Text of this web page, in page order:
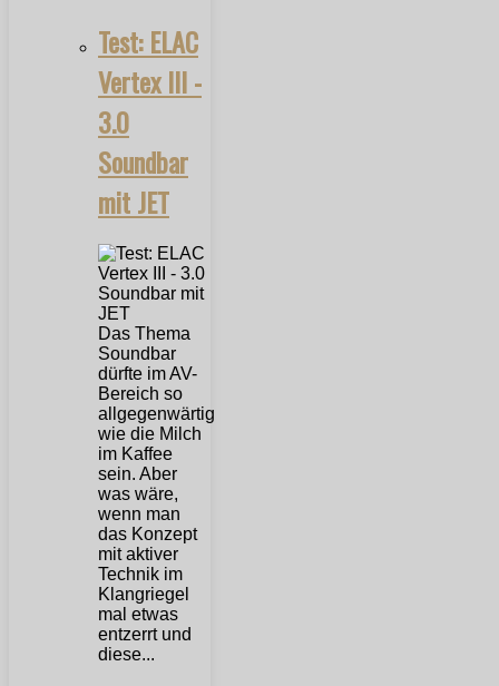
Test: ELAC
Vertex III -
3.0
Soundbar
mit JET
Das Thema
Soundbar
dürfte im AV-
Bereich so
allgegenwärtig
wie die Milch
im Kaffee
sein. Aber
was wäre,
wenn man
das Konzept
mit aktiver
Technik im
Klangriegel
mal etwas
entzerrt und
diese...